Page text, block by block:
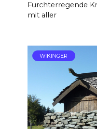
Furchterregende
mit aller
WIKINGER